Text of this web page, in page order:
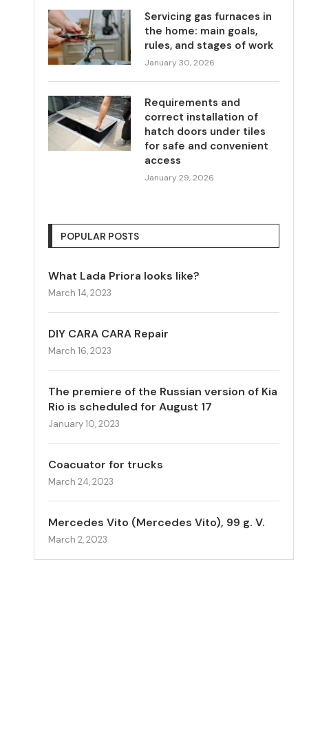
Servicing gas furnaces in
the home: main goals,
rules, and stages of work
January 30, 2026
Requirements and
correct installation of
hatch doors under tiles
for safe and convenient
access
January 29, 2026
POPULAR POSTS
What Lada Priora looks like?
March 14, 2023
DIY CARA CARA Repair
March 16, 2023
The premiere of the Russian version of Kia
Rio is scheduled for August 17
January 10, 2023
Coacuator for trucks
March 24, 2023
Mercedes Vito (Mercedes Vito), 99 g. V.
March 2, 2023